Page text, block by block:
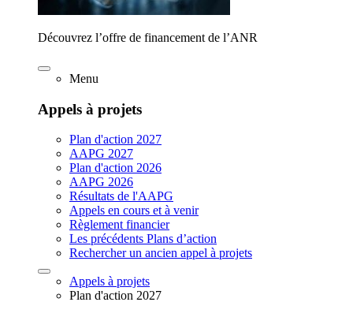
Découvrez l’offre de financement de l’ANR
Menu
Appels à projets
Plan d'action 2027
AAPG 2027
Plan d'action 2026
AAPG 2026
Résultats de l'AAPG
Appels en cours et à venir
Règlement financier
Les précédents Plans d’action
Rechercher un ancien appel à projets
Appels à projets
Plan d'action 2027